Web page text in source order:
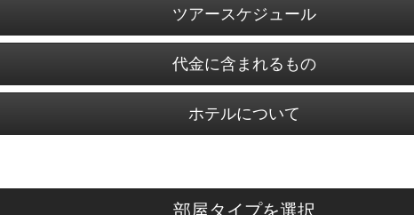
ツアースケジュール
代金に含まれるもの
ホテルについて
部屋タイプを選択